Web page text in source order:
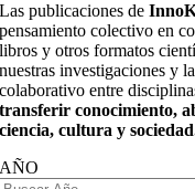
Las publicaciones de
pensamiento colectivo en
libros y otros formatos
nuestras investigaciones y
colaborativo entre
transferir conocimiento,
ciencia, cultura y
AÑO